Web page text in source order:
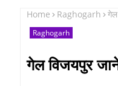
Home Raghogarh गेल
Raghogarh
गेल विजयपुर